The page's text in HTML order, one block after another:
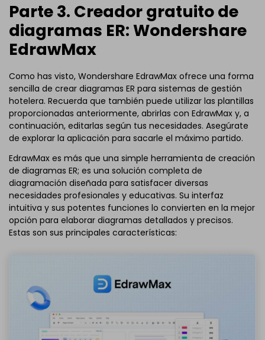
Parte 3. Creador gratuito de
diagramas ER: Wondershare
EdrawMax
Como has visto, Wondershare EdrawMax ofrece una forma
sencilla de crear diagramas ER para sistemas de gestión
hotelera. Recuerda que también puede utilizar las plantillas
proporcionadas anteriormente, abrirlas con EdrawMax y, a
continuación, editarlas según tus necesidades. Asegúrate
de explorar la aplicación para sacarle el máximo partido.
EdrawMax es más que una simple herramienta de creación
de diagramas ER; es una solución completa de
diagramación diseñada para satisfacer diversas
necesidades profesionales y educativas. Su interfaz
intuitiva y sus potentes funciones lo convierten en la mejor
opción para elaborar diagramas detallados y precisos.
Estas son sus principales características: